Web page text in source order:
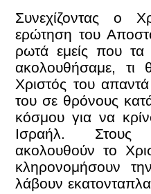
Συνεχίζοντας ο
ερώτηση του
ρωτά εμείς που
ακολουθήσαμε, τι
Χριστός του
του σε θρόνους
κόσμου για να
Ισραήλ. Στους
ακολουθούν το
κληρονομήσουν
λάβουν